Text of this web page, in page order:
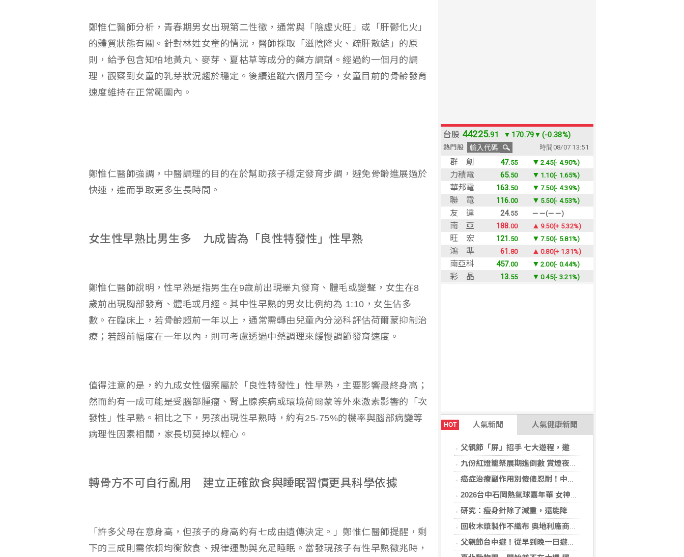
HOT 人氣新聞 人氣健康新聞
父親節「屏」招手 七大遊程，邀您陪爸爸一起過節「趣」！
九份紅燈籠祭展期進倒數 賞燈夜遊解謎集章「趣」！
癌症治療副作用別傻傻忍耐！中醫個人化體質調理 助癌友緩解疲憊與不適
2026台中石岡熱氣球嘉年華 女神台東天后宮媽祖以熱氣球造型、李多慧一起加持助陣
研究：瘦身針除了減重，還能降低罹癌機率
回收木漿製作不織布 奧地利廠商得獎
父親節台中遊！從早到晚一日遊行程推薦，美食、美景一次滿足！
鄭惟仁醫師分析，青春期男女出現第二性徵，通常與「陰虛火旺」或「肝鬱化火」
的體質狀態有關。針對林姓女童的情況，醫師採取「滋陰降火、疏肝散結」的原
則，給予包含知柏地黃丸、麥芽、夏枯草等成分的藥方調劑。經過約一個月的調
理，觀察到女童的乳芽狀況趨於穩定。後續追蹤六個月至今，女童目前的骨齡發育
速度維持在正常範圍內。
鄭惟仁醫師強調，中醫調理的目的在於幫助孩子穩定發育步調，避免骨齡進展過於
快速，進而爭取更多生長時間。
女生性早熟比男生多 九成皆為「良性特發性」性早熟
鄭惟仁醫師說明，性早熟是指男生在9歲前出現睪丸發育、體毛或變聲，女生在8
歲前出現胸部發育、體毛或月經。其中性早熟的男女比例約為 1:10，女生佔多
數。在臨床上，若骨齡超前一年以上，通常需轉由兒童內分泌科評估荷爾蒙抑制治
療；若超前幅度在一年以內，則可考慮透過中藥調理來緩慢調節發育速度。
值得注意的是，約九成女性個案屬於「良性特發性」性早熟，主要影響最終身高；
然而約有一成可能是受腦部腫瘤、腎上腺疾病或環境荷爾蒙等外來激素影響的「次
發性」性早熟。相比之下，男孩出現性早熟時，約有25-75%的機率與腦部病變等
病理性因素相關，家長切莫掉以輕心。
轉骨方不可自行亂用 建立正確飲食與睡眠習慣更具科學依據
「許多父母在意身高，但孩子的身高約有七成由遺傳決定。」鄭惟仁醫師提醒，剩
下的三成則需依賴均衡飲食、規律運動與充足睡眠。當發現孩子有性早熟徵兆時，